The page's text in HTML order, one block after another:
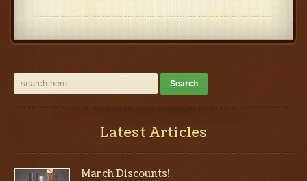
Latest Articles
March Discounts!